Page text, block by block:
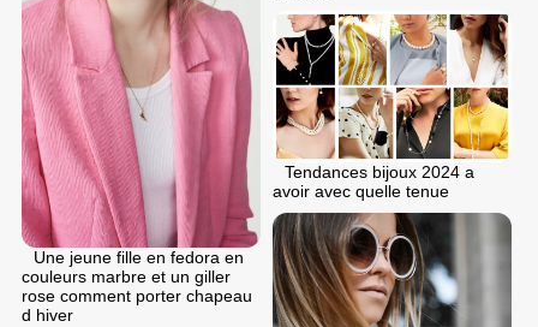
Une jeune fille en fedora en
couleurs marbre et un giller
rose comment porter chapeau
d hiver
Tendances bijoux 2024 a
avoir avec quelle tenue